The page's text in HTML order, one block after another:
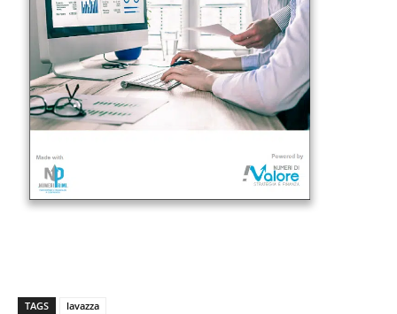
TAGS lavazza